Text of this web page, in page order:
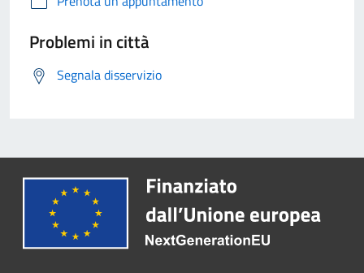
Problemi in città
Segnala disservizio